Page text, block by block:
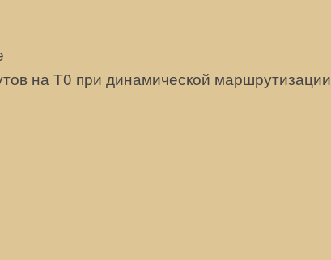
на Т0 при динамической маршрутизации